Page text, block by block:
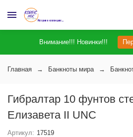
Внимание!!! Новинки!!!
Главная Банкноты мира
Гибралтар 10 фунтов
Елизавета II UNC
Артикул: 17519